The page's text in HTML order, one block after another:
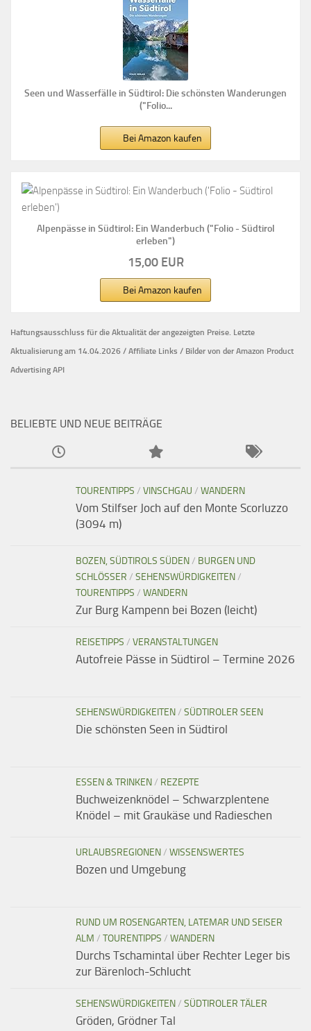
Seen und Wasserfälle in Südtirol: Die schönsten Wanderungen
("Folio...
Bei Amazon kaufen
Alpenpässe in Südtirol: Ein Wanderbuch ("Folio - Südtirol
erleben")
15,00 EUR
Bei Amazon kaufen
Haftungsausschluss für die Aktualität der angezeigten Preise. Letzte
Aktualisierung am 14.04.2026 / Affiliate Links / Bilder von der Amazon Product
Advertising API
BELIEBTE UND NEUE BEITRÄGE
TOURENTIPPS / VINSCHGAU / WANDERN
Vom Stilfser Joch auf den Monte Scorluzzo
(3094 m)
BOZEN, SÜDTIROLS SÜDEN/ BURGEN UND
SCHLÖSSER / SEHENSWÜRDIGKEITEN/
TOURENTIPPS / WANDERN
Zur Burg Kampenn bei Bozen (leicht)
REISETIPPS / VERANSTALTUNGEN
Autofreie Pässe in Südtirol – Termine 2026
SEHENSWÜRDIGKEITEN/ SÜDTIROLER SEEN
Die schönsten Seen in Südtirol
ESSEN & TRINKEN/ REZEPTE
Buchweizenknödel – Schwarzplentene
Knödel – mit Graukäse und Radieschen
URLAUBSREGIONEN/ WISSENSWERTES
Bozen und Umgebung
RUND UM ROSENGARTEN, LATEMAR UND SEISER
ALM / TOURENTIPPS / WANDERN
Durchs Tschamintal über Rechter Leger bis
zur Bärenloch-Schlucht
SEHENSWÜRDIGKEITEN/ SÜDTIROLER TÄLER
Gröden, Grödner Tal